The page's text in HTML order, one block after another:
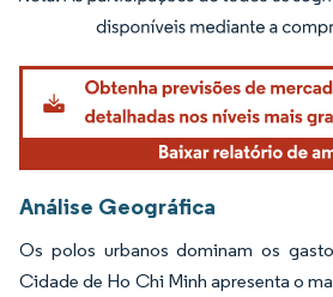
Imagem © Mordor Intelligence. O reuso requer
Análise Geográfica
Os polos urbanos dominam os
Cidade de Ho Chi Minh apresenta o